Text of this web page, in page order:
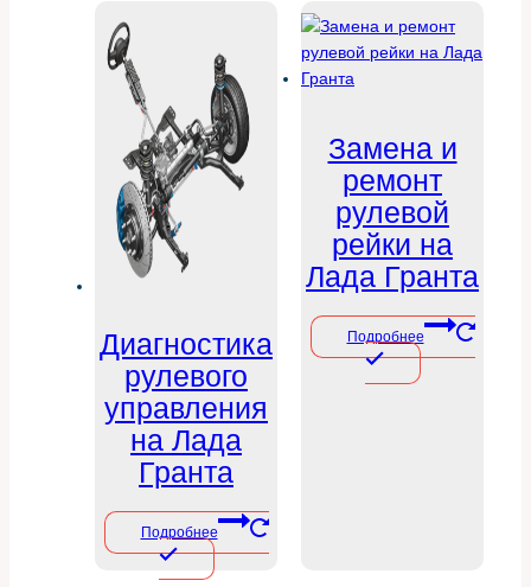
Диагностика
рулевого
управления
на Лада
Гранта
Подробнее
Замена и
ремонт
рулевой
рейки на
Лада Гранта
Подробнее